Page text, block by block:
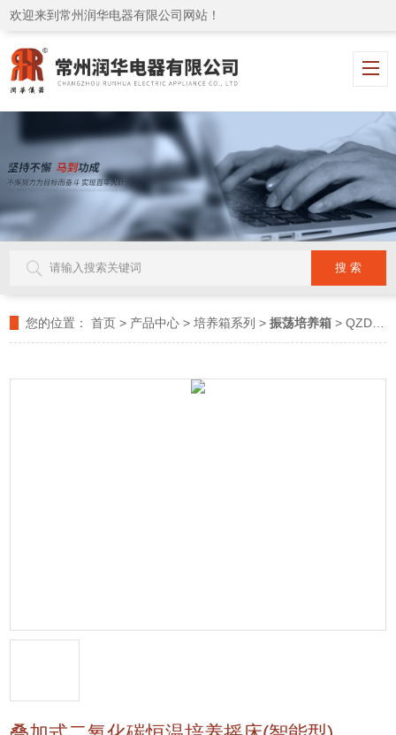
欢迎来到常州润华电器有限公司网站！
您的位置： 首页 > 产品中心 >培养箱系列 >振荡培养箱 > QZDJ-2E叠加式二氧化碳恒温培养摇床(智能型)